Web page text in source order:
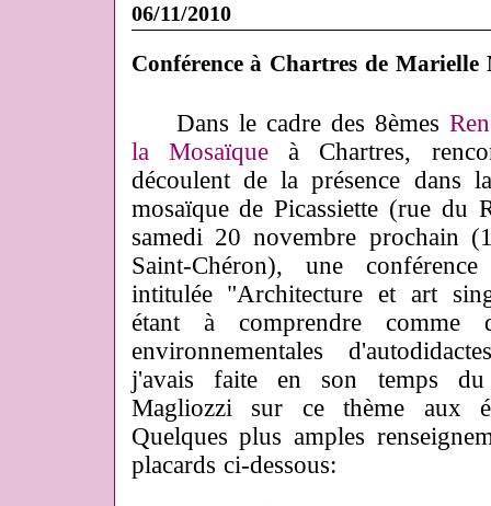
06/11/2010
Conférence à Chartres de Marielle
Dans le cadre des 8èmes
la Mosaïqueà Chartres,
découlent de la présence
mosaïque de Picassiette (rue du
samedi 20 novembre prochain
Saint-Chéron), une
intitulée "Architecture et art
étant à comprendre comme
environnementales
j'avais faite en son temps
Magliozzi sur ce thème aux
Quelques plus amples
placards ci-dessous: